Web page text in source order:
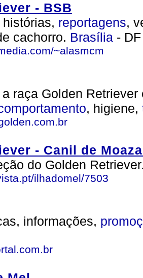
- BSB
reportagens,
cachorro. Brasília -
~alasmcm
a raça Golden
, higiene,
- Canil de
do Golden
ilhadomel/7503
informações,